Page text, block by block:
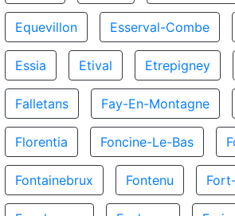
Equevillon Esserval-Combe
Essia Etival Etrepigney
Falletans Fay-En-Montagne
Florentia Foncine-Le-Bas
Fontainebrux Fontenu